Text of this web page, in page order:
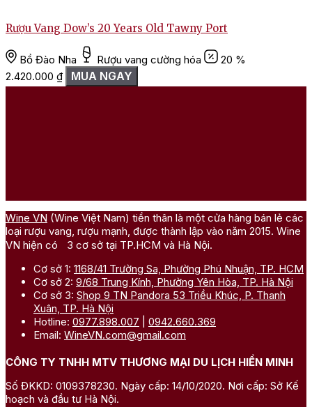
Rượu Vang Dow’s 20 Years Old Tawny Port
Bồ Đào Nha Rượu vang cường hóa
20 %
2.420.000 ₫ MUA NGAY
Wine VN (Wine Việt Nam) tiền thân là một cửa hàng bán lẻ các
loại rượu vang, rượu mạnh, được thành lập vào năm 2015. Wine
VN hiện có 3 cơ sở tại TP.HCM và Hà Nội.
Cơ sở 1: 1168/41 Trường Sa, Phường Phú Nhuận, TP. HCM
Cơ sở 2: 9/68 Trung Kính, Phường Yên Hòa, TP. Hà Nội
Cơ sở 3: Shop 9 TN Pandora 53 Triều Khúc, P. Thanh
Xuân, TP. Hà Nội
Hotline: 0977.898.007
0942.660.369
Email: WineVN.com@gmail.com
CÔNG TY TNHH MTV THƯƠNG MẠI DU LỊCH HIỀN MINH
Số ĐKKD: 0109378230. Ngày cấp: 14/10/2020. Nơi cấp: Sở Kế
hoạch và đầu tư Hà Nội.